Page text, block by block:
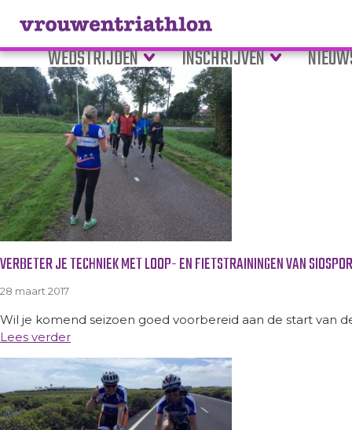
WEDSTRIJDEN INSCHRIJVEN
Tag Archive: Leidsche Rijn
VERBETER JE TECHNIEK MET LOOP- EN FIETSTRAININGEN VAN
28 maart 2017
Wil je komend seizoen goed voorbereid aan de start van
Lees verder